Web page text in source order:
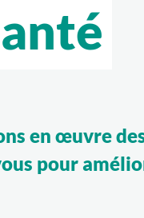
en œuvre
pour